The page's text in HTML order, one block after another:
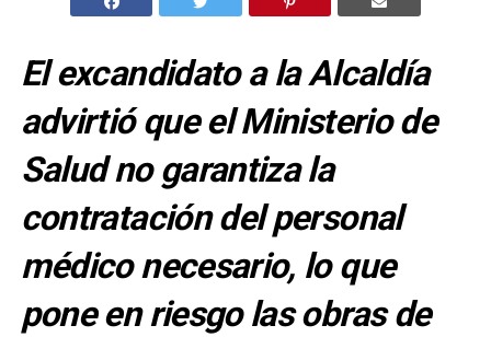
El excandidato a la Alcaldía
advirtió que el Ministerio de
Salud no garantiza la
contratación del personal
médico necesario, lo que
pone en riesgo las obras de